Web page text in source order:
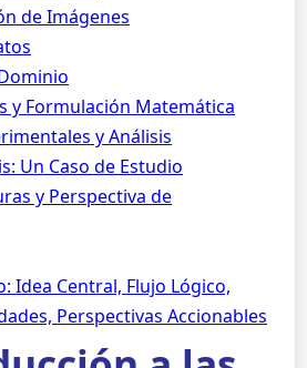
de Imágenes
y Formulación Matemática
y Análisis
Un Caso de Estudio
y Perspectiva de
Idea Central, Flujo Lógico,
Perspectivas Accionables